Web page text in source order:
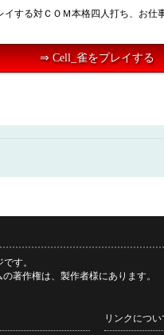
イする対ＣＯＭ本格四人打ち、お仕
⇒ Cell_雀をプレイする
す。
著作権は、製作者様にあります。
リンクについ